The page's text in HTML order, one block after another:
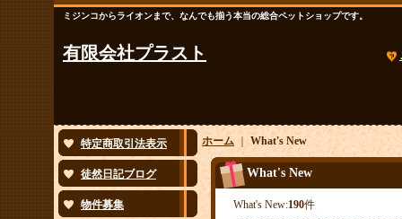
ミジンコからライオンまで、なんでも揃う本当の総合ペットショップです。
有限会社プラスト
特定商取引法表示
徒然日記ブログ
物件募集
ホーム｜What's New
What's New
What's New:190件